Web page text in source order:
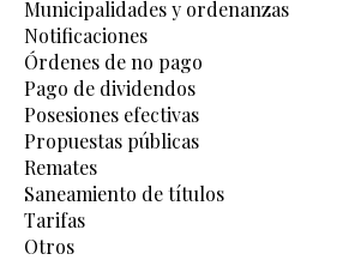
Municipalidades y ordenanzas
Notificaciones
Órdenes de no pago
Pago de dividendos
Posesiones efectivas
Propuestas públicas
Remates
Saneamiento de títulos
Tarifas
Otros